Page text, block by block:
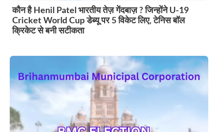
कौन है Henil Patel भारतीय तेज़ गेंदबाज़ ? जिन्होंने U-19
Cricket World Cup डेब्यू पर 5 विकेट लिए, टेनिस बॉल
क्रिकेट से बनी सटीकता